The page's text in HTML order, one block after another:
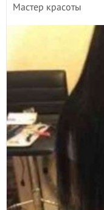
Мастер красоты